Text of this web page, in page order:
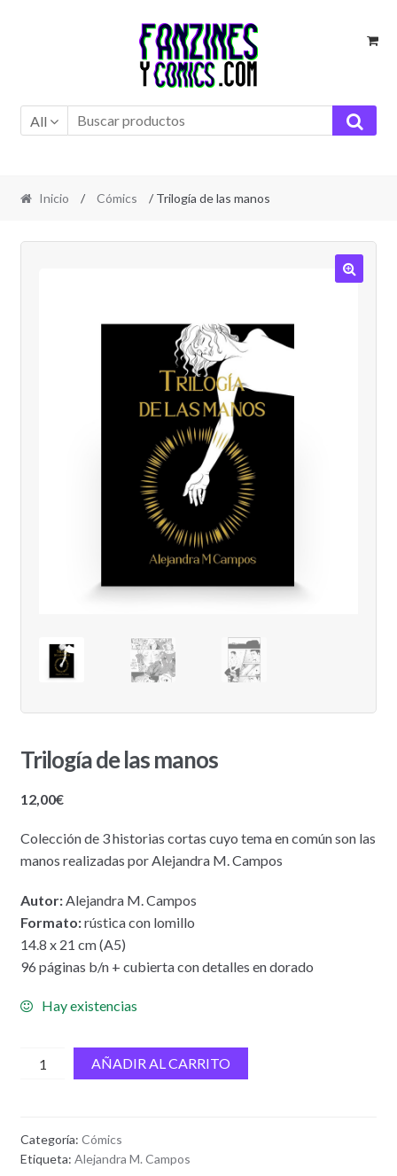
All
Inicio / Cómics / Trilogía de las manos
Trilogía de las manos
12,00€
Colección de 3 historias cortas cuyo tema en común son las
manos realizadas por Alejandra M. Campos
Autor:Alejandra M. Campos
Formato:rústica con lomillo
14.8 x 21 cm (A5)
96 páginas b/n + cubierta con detalles en dorado
Hay existencias
Trilogía
cantidad
AÑADIR AL CARRITO
Categoría: Cómics
Etiqueta: Alejandra M. Campos